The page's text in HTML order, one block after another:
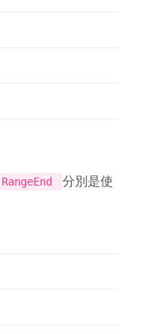
RangeEnd
分別是使